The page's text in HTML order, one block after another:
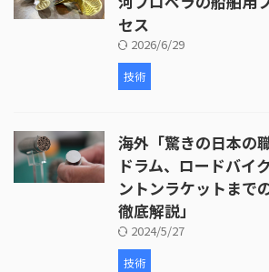
セス
2026/6/29
技術
海外「驚きの日本の
ドラム、ロードバイ
ントンラケットまで
徹底解説」
2024/5/27
技術